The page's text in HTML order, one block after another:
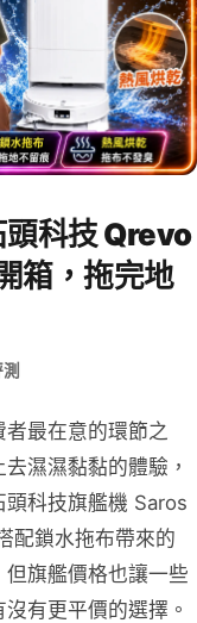
科技 Qrevo
箱，拖完地
最在意的環節之
濕濕黏黏的體驗，
科技旗艦機 Saros
配鎖水拖布帶來的
但旗艦價格也讓一些
有更平價的選擇。